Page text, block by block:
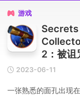
 游戏
2：被诅
2023-06-11
一张熟悉的面孔出现